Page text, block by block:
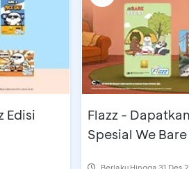
Edisi
Flazz -
Spesial We